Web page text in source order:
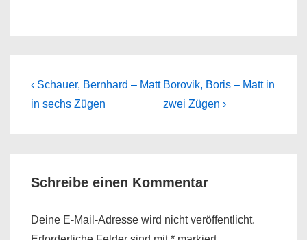
Beitragsnavigation
Previous
Post
‹ Schauer, Bernhard – Matt
in sechs Zügen
Next
Post
Borovik, Boris – Matt in
zwei Zügen ›
Schreibe einen Kommentar
Deine E-Mail-Adresse wird nicht veröffentlicht.